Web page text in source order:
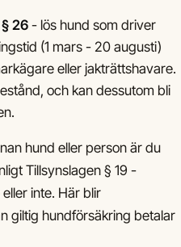
26- lös hund som driver
(1 mars - 20 augusti)
eller jakträttshavare.
och kan dessutom bli
hund eller person är du
Tillsynslagen § 19 -
inte. Här blir
giltig hundförsäkring betalar